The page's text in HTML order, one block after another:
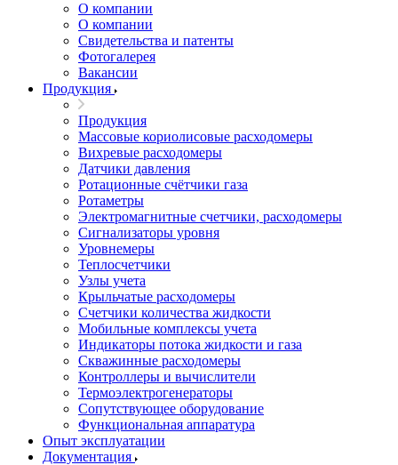
О компании
О компании
Свидетельства и патенты
Фотогалерея
Вакансии
Продукция
Продукция
Массовые кориолисовые расходомеры
Вихревые расходомеры
Датчики давления
Ротационные счётчики газа
Ротаметры
Электромагнитные счетчики, расходомеры
Сигнализаторы уровня
Уровнемеры
Теплосчетчики
Узлы учета
Крыльчатые расходомеры
Счетчики количества жидкости
Мобильные комплексы учета
Индикаторы потока жидкости и газа
Скважинные расходомеры
Контроллеры и вычислители
Термоэлектрогенераторы
Сопутствующее оборудование
Функциональная аппаратура
Опыт эксплуатации
Документация